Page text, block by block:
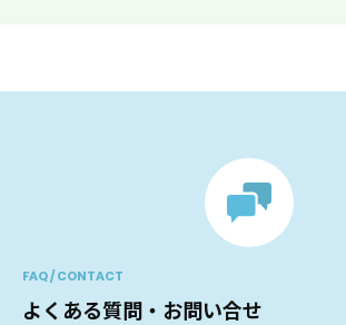
FAQ / CONTACT
よくある質問・お問い合せ